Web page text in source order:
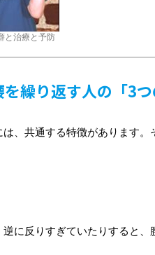
と治療と予防
繰り返す人の「3つ
、共通する特徴があります
に反りすぎていたりすると、